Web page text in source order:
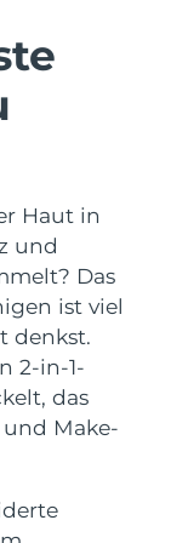
Haut in
und
Das
ist viel
denkst.
2-in-1-
das
Make-
go
device
8/14/26
8/16/26
8/11/26